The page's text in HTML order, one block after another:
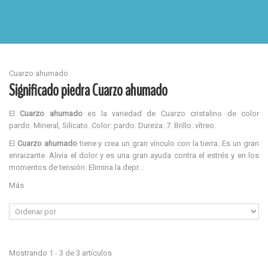
Cuarzo ahumado
Significado piedra Cuarzo ahumado
El Cuarzo ahumadoes la variedad de Cuarzo cristalino de color
pardo. Mineral, Silicato. Color: pardo. Dureza: 7. Brillo: vítreo.
El Cuarzo ahumadotiene y crea un gran vínculo con la tierra. Es un gran
enraizante. Alivia el dolor y es una gran ayuda contra el estrés y en los
momentos de tensión. Elimina la depr...
Más
Mostrando 1 - 3 de 3 artículos